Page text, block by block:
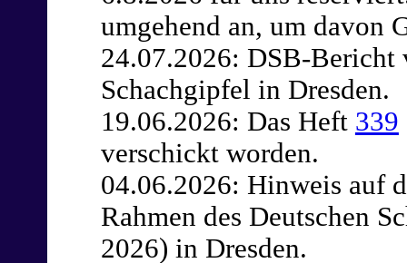
umgehend an, um davon
24.07.2026: DSB-
Schachgipfel in Dresden.
19.06.2026: Das Heft 339
verschickt worden.
04.06.2026: Hinweis auf
Rahmen des Deutschen
2026) in Dresden.